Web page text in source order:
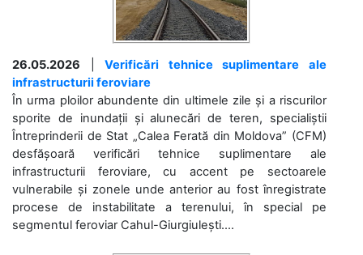
26.05.2026 |Verificări tehnice suplimentare ale
infrastructurii feroviare
În urma ploilor abundente din ultimele zile și a riscurilor
sporite de inundații și alunecări de teren, specialiștii
Întreprinderii de Stat „Calea Ferată din Moldova” (CFM)
desfășoară verificări tehnice suplimentare ale
infrastructurii feroviare, cu accent pe sectoarele
vulnerabile și zonele unde anterior au fost înregistrate
procese de instabilitate a terenului, în special pe
segmentul feroviar Cahul-Giurgiulești....